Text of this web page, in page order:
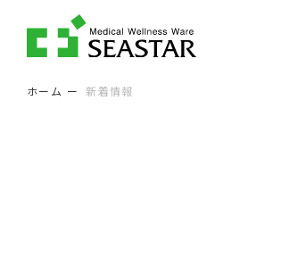
ホーム 新着情報